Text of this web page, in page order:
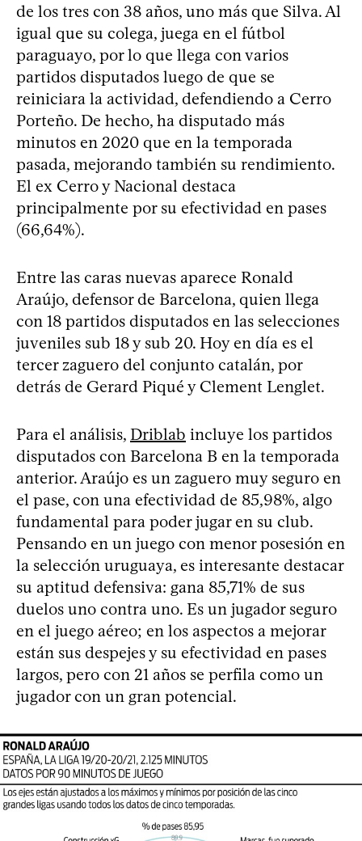
de los tres con 38 años, uno más que Silva. Al
igual que su colega, juega en el fútbol
paraguayo, por lo que llega con varios
partidos disputados luego de que se
reiniciara la actividad, defendiendo a Cerro
Porteño. De hecho, ha disputado más
minutos en 2020 que en la temporada
pasada, mejorando también su rendimiento.
El ex Cerro y Nacional destaca
principalmente por su efectividad en pases
(66,64%).
Entre las caras nuevas aparece Ronald
Araújo, defensor de Barcelona, quien llega
con 18 partidos disputados en las selecciones
juveniles sub 18 y sub 20. Hoy en día es el
tercer zaguero del conjunto catalán, por
detrás de Gerard Piqué y Clement Lenglet.
Para el análisis, Driblab incluye los partidos
disputados con Barcelona B en la temporada
anterior. Araújo es un zaguero muy seguro en
el pase, con una efectividad de 85,98%, algo
fundamental para poder jugar en su club.
Pensando en un juego con menor posesión en
la selección uruguaya, es interesante destacar
su aptitud defensiva: gana 85,71% de sus
duelos uno contra uno. Es un jugador seguro
en el juego aéreo; en los aspectos a mejorar
están sus despejes y su efectividad en pases
largos, pero con 21 años se perfila como un
jugador con un gran potencial.